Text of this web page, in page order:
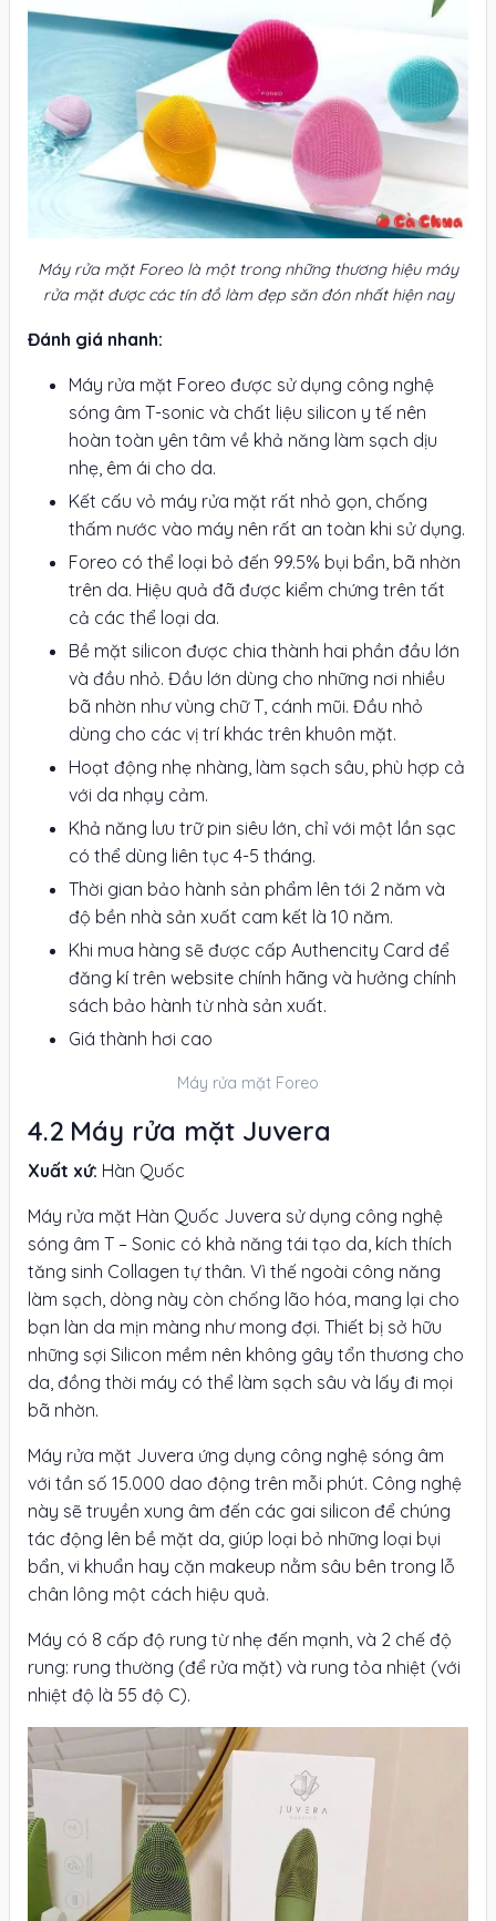
Máy rửa mặt Foreo là một trong những thương hiệu máy
rửa mặt được các tín đồ làm đẹp săn đón nhất hiện nay
Đánh giá nhanh:
Máy rửa mặt Foreo được sử dụng công nghệ
sóng âm T-sonic và chất liệu silicon y tế nên
hoàn toàn yên tâm về khả năng làm sạch dịu
nhẹ, êm ái cho da.
Kết cấu vỏ máy rửa mặt rất nhỏ gọn, chống
thấm nước vào máy nên rất an toàn khi sử dụng.
Foreo có thể loại bỏ đến 99.5% bụi bẩn, bã nhờn
trên da. Hiệu quả đã được kiểm chứng trên tất
cả các thể loại da.
Bề mặt silicon được chia thành hai phần đầu lớn
và đầu nhỏ. Đầu lớn dùng cho những nơi nhiều
bã nhờn như vùng chữ T, cánh mũi. Đầu nhỏ
dùng cho các vị trí khác trên khuôn mặt.
Hoạt động nhẹ nhàng, làm sạch sâu, phù hợp cả
với da nhạy cảm.
Khả năng lưu trữ pin siêu lớn, chỉ với một lần sạc
có thể dùng liên tục 4-5 tháng.
Thời gian bảo hành sản phẩm lên tới 2 năm và
độ bền nhà sản xuất cam kết là 10 năm.
Khi mua hàng sẽ được cấp Authencity Card để
đăng kí trên website chính hãng và hưởng chính
sách bảo hành từ nhà sản xuất.
Giá thành hơi cao
Máy rửa mặt Foreo
Máy rửa mặt Juvera
Xuất xứ: Hàn Quốc
Máy rửa mặt Hàn Quốc Juvera sử dụng công nghệ
sóng âm T – Sonic có khả năng tái tạo da, kích thích
tăng sinh Collagen tự thân. Vì thế ngoài công năng
làm sạch, dòng này còn chống lão hóa, mang lại cho
bạn làn da mịn màng như mong đợi. Thiết bị sở hữu
những sợi Silicon mềm nên không gây tổn thương cho
da, đồng thời máy có thể làm sạch sâu và lấy đi mọi
bã nhờn.
Máy rửa mặt Juvera ứng dụng công nghệ sóng âm
với tần số 15.000 dao động trên mỗi phút. Công nghệ
này sẽ truyền xung âm đến các gai silicon để chúng
tác động lên bề mặt da, giúp loại bỏ những loại bụi
bẩn, vi khuẩn hay cặn makeup nằm sâu bên trong lỗ
chân lông một cách hiệu quả.
Máy có 8 cấp độ rung từ nhẹ đến mạnh, và 2 chế độ
rung: rung thường (để rửa mặt) và rung tỏa nhiệt (với
nhiệt độ là 55 độ C).